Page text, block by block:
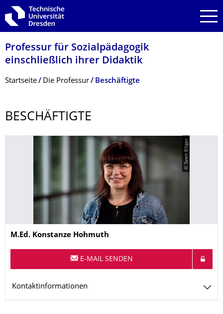
Zur Hauptnavigation springen
Zur Suche springen
Zum Inhalt springen
Professur für Sozialpädagogik
einschließlich ihrer Didaktik
Breadcrumb-Menü
Startseite Die Professur Beschäftigte
BESCHÄFTIGTE
© Sven Ellger
Name
M.Ed. Konstanze Hohmuth
E-MAIL SENDEN
Kontaktinformationen